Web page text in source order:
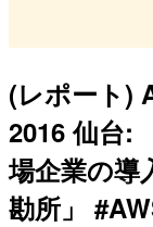
(レポート)
2016 仙台:
場企業の導
勘所」